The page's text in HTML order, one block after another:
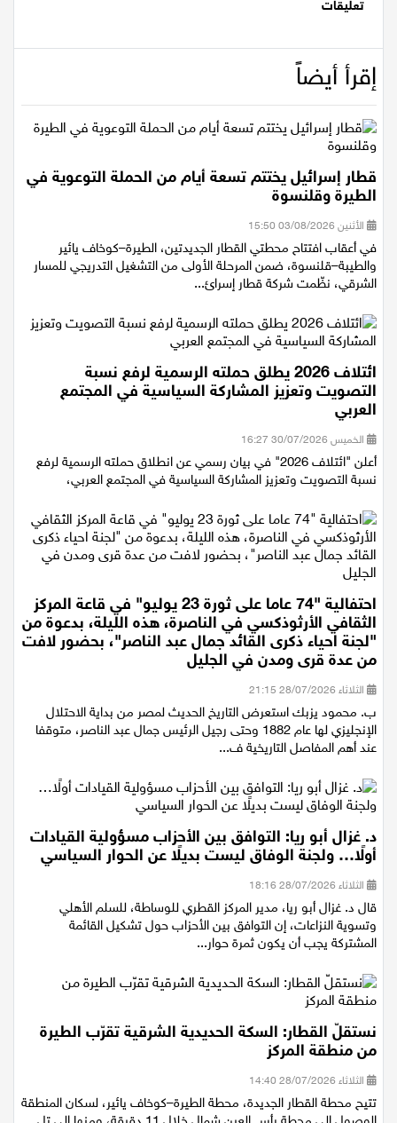
مقالات
مطبخ
صحة وطب
مجلة الحمرا
جمال وازياء
فن
ستوديو انتخابات 2022
تعليقات
إقرأ أيضاً
قطار إسرائيل يختتم تسعة أيام من الحملة التوعوية في
الطيرة وقلنسوة
الأثنين 03/08/2026 15:50
في أعقاب افتتاح محطتي القطار الجديدتين، الطيرة–كوخاف يائير
والطيبة–قلنسوة، ضمن المرحلة الأولى من التشغيل التدريجي للمسار
الشرقي، نظّمت شركة قطار إسرائ...
ائتلاف 2026 يطلق حملته الرسمية لرفع نسبة
التصويت وتعزيز المشاركة السياسية في المجتمع
العربي
الخميس 30/07/2026 16:27
أعلن "ائتلاف 2026" في بيان رسمي عن انطلاق حملته الرسمية لرفع
نسبة التصويت وتعزيز المشاركة السياسية في المجتمع العربي،
احتفالية "74 عاما على ثورة 23 يوليو" في قاعة المركز
الثقافي الأرثوذكسي في الناصرة، هذه الليلة، بدعوة من
"لجنة احياء ذكرى القائد جمال عبد الناصر"، بحضور لافت
من عدة قرى ومدن في الجليل
الثلاثاء 28/07/2026 21:15
ب. محمود يزبك استعرض التاريخ الحديث لمصر من بداية الاحتلال
الإنجليزي لها عام 1882 وحتى رجيل الرئيس جمال عبد الناصر، متوقفا
عند أهم المفاصل التاريخية ف...
د. غزال أبو ريا: التوافق بين الأحزاب مسؤولية القيادات
أولًا… ولجنة الوفاق ليست بديلًا عن الحوار السياسي
الثلاثاء 28/07/2026 18:16
قال د. غزال أبو ريا، مدير المركز القطري للوساطة، للسلم الأهلي
وتسوية النزاعات، إن التوافق بين الأحزاب حول تشكيل القائمة
المشتركة يجب أن يكون ثمرة حوار...
نستقلّ القطار: السكة الحديدية الشرقية تقرّب الطيرة
من منطقة المركز
الثلاثاء 28/07/2026 14:40
تتيح محطة القطار الجديدة، محطة الطيرة–كوخاف يائير، لسكان المنطقة